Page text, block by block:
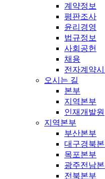
계약정보
평판조사
윤리경영
법규정보
사회공헌
채용
전자계약
오시는 길
본부
지역본부
인재개발원
지역본부
부산본부
대구경북
목포본부
광주전남
전북본부